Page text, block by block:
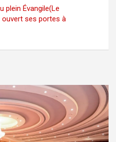
plein Évangile(Le
ses portes à